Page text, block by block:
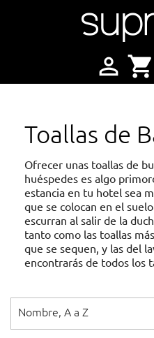
 shopping_cart
Toallas de
Ofrecer unas toallas de
huéspedes es algo
estancia en tu hotel sea
que se colocan en el
escurran al salir de la
tanto como las toallas
que se sequen, y las del
encontrarás de todos los
Nombre, A a Z